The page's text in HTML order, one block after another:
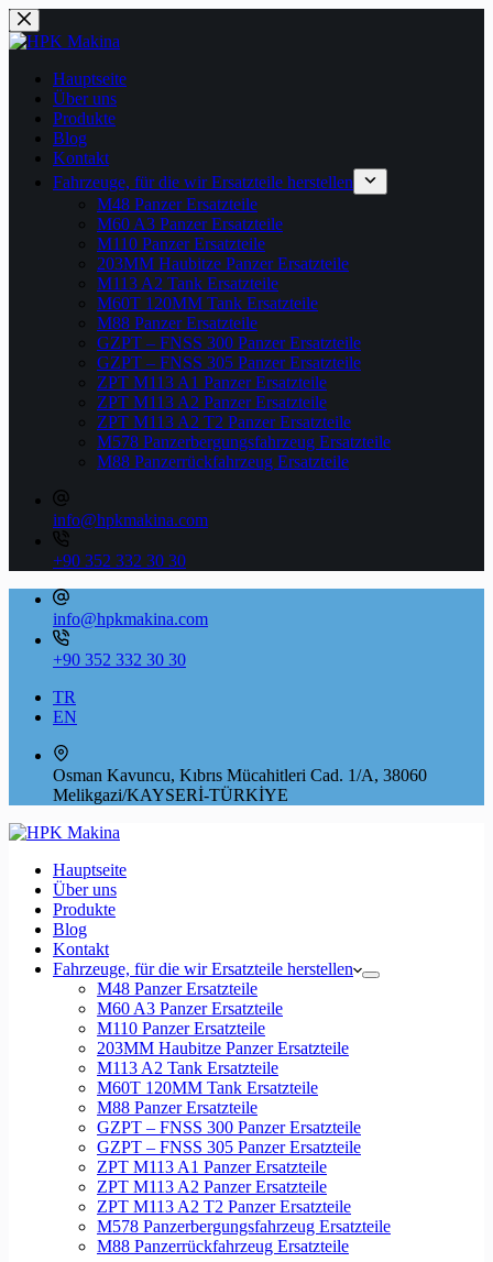
Zum
Inhalt
Hauptseite
Über uns
Produkte
Blog
Kontakt
Fahrzeuge, für die wir Ersatzteile herstellen
M48 Panzer Ersatzteile
M60 A3 Panzer Ersatzteile
M110 Panzer Ersatzteile
203MM Haubitze Panzer Ersatzteile
M113 A2 Tank Ersatzteile
M60T 120MM Tank Ersatzteile
M88 Panzer Ersatzteile
GZPT – FNSS 300 Panzer Ersatzteile
GZPT – FNSS 305 Panzer Ersatzteile
ZPT M113 A1 Panzer Ersatzteile
ZPT M113 A2 Panzer Ersatzteile
ZPT M113 A2 T2 Panzer Ersatzteile
M578 Panzerbergungsfahrzeug Ersatzteile
M88 Panzerrückfahrzeug Ersatzteile
info@hpkmakina.com
+90 352 332 30 30
info@hpkmakina.com
+90 352 332 30 30
TR
EN
Osman Kavuncu, Kıbrıs Mücahitleri Cad. 1/A, 38060
Melikgazi/KAYSERİ-TÜRKİYE
Hauptseite
Über uns
Produkte
Blog
Kontakt
Fahrzeuge, für die wir Ersatzteile herstellen
M48 Panzer Ersatzteile
M60 A3 Panzer Ersatzteile
M110 Panzer Ersatzteile
203MM Haubitze Panzer Ersatzteile
M113 A2 Tank Ersatzteile
M60T 120MM Tank Ersatzteile
M88 Panzer Ersatzteile
GZPT – FNSS 300 Panzer Ersatzteile
GZPT – FNSS 305 Panzer Ersatzteile
ZPT M113 A1 Panzer Ersatzteile
ZPT M113 A2 Panzer Ersatzteile
ZPT M113 A2 T2 Panzer Ersatzteile
M578 Panzerbergungsfahrzeug Ersatzteile
M88 Panzerrückfahrzeug Ersatzteile